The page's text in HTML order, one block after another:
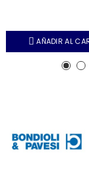
AÑADIR AL